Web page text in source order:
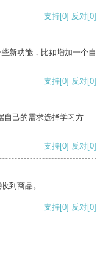
支持[0] 反对[0]
新功能，比如增加一个自
支持[0] 反对[0]
自己的需求选择学习方
支持[0] 反对[0]
到商品。
支持[0] 反对[0]